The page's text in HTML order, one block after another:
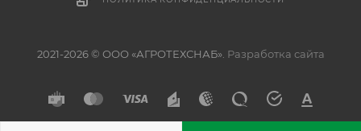
2021-2026 © ООО «АГРОТЕХСНАБ». Разработка сайта